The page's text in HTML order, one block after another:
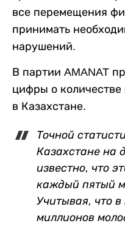
все перемещения
принимать
нарушений.
В партии AMANAT
цифры о количестве
в Казахстане.
Точной
Казахстане на
известно, что
каждый пятый
Учитывая, что
миллионов